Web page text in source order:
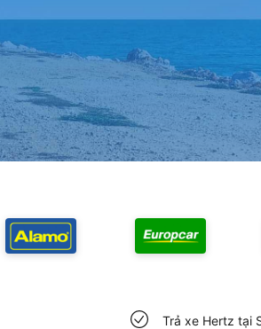
Trả xe Hertz tại